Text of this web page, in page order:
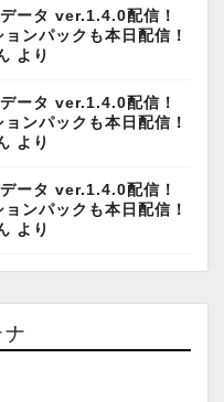
ータ ver.1.4.0配信！
ンパックも本日配信！
より
ータ ver.1.4.0配信！
ンパックも本日配信！
より
ータ ver.1.4.0配信！
ンパックも本日配信！
より